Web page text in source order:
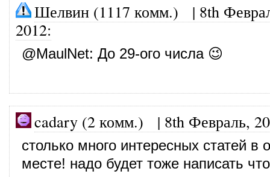
Шелвин (1117 комм.) | 8th
2012:
@MaulNet: До 29-ого числа 😉
cadary (2 комм.) | 8th Февраль,
столько много интересных статей в
месте! надо будет тоже написать